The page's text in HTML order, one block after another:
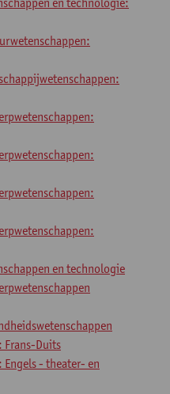
en technologie
Frans-Duits
Engels - theater- en